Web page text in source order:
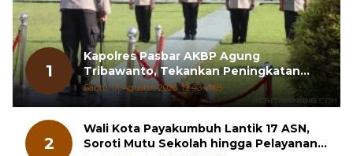
1
Kapolres Pasbar AKBP Agung
Tribawanto, Tekankan Peningkatan
Pelayanan dan Sinergi dengan
Masyarakat
Sabtu, 01 Agustus 2026, 19:43 WIB
2
Wali Kota Payakumbuh Lantik 17 ASN,
Soroti Mutu Sekolah hingga Pelayanan